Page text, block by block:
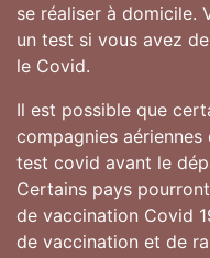
se réaliser à domicile.
un test si vous avez
le Covid.
Il est possible que
compagnies aériennes
test covid avant le
Certains pays
de vaccination Covid
de vaccination et de